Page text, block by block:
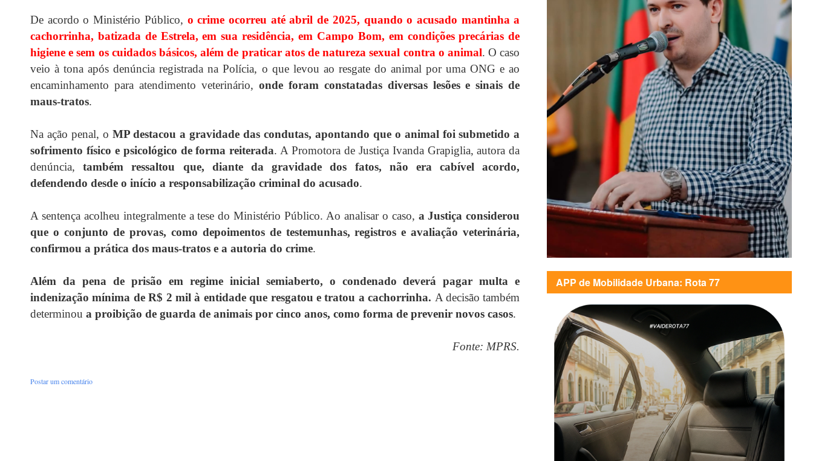
De acordo o Ministério Público, o crime ocorreu até abril de 2025, quando o acusado mantinha a
cachorrinha, batizada de Estrela, em sua residência, em Campo Bom, em condições precárias de
higiene e sem os cuidados básicos, além de praticar atos de natureza sexual contra o animal. O caso
veio à tona após denúncia registrada na Polícia, o que levou ao resgate do animal por uma ONG e ao
encaminhamento para atendimento veterinário, onde foram constatadas diversas lesões e sinais de
maus-tratos.
Na ação penal, o MP destacou a gravidade das condutas, apontando que o animal foi submetido a
sofrimento físico e psicológico de forma reiterada. A Promotora de Justiça Ivanda Grapiglia, autora da
denúncia,também ressaltou que, diante da gravidade dos fatos, não era cabível acordo,
defendendo desde o início a responsabilização criminal do acusado.
A sentença acolheu integralmente a tese do Ministério Público. Ao analisar o caso, a Justiça considerou
que o conjunto de provas, como depoimentos de testemunhas, registros e avaliação veterinária,
confirmou a prática dos maus-tratos e a autoria do crime.
Além da pena de prisão em regime inicial semiaberto, o condenado deverá pagar multa e
indenização mínima de R$ 2 mil à entidade que resgatou e tratou a cachorrinha. A decisão também
determinou a proibição de guarda de animais por cinco anos, como forma de prevenir novos casos.
Fonte: MPRS.
Postar um comentário
APP de Mobilidade Urbana: Rota 77